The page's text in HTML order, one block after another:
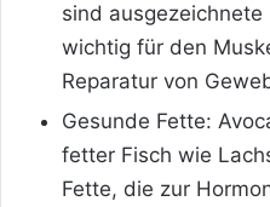
sind
wichtig für den
Reparatur von
Gesunde Fette:
fetter Fisch wie
Fette, die zur